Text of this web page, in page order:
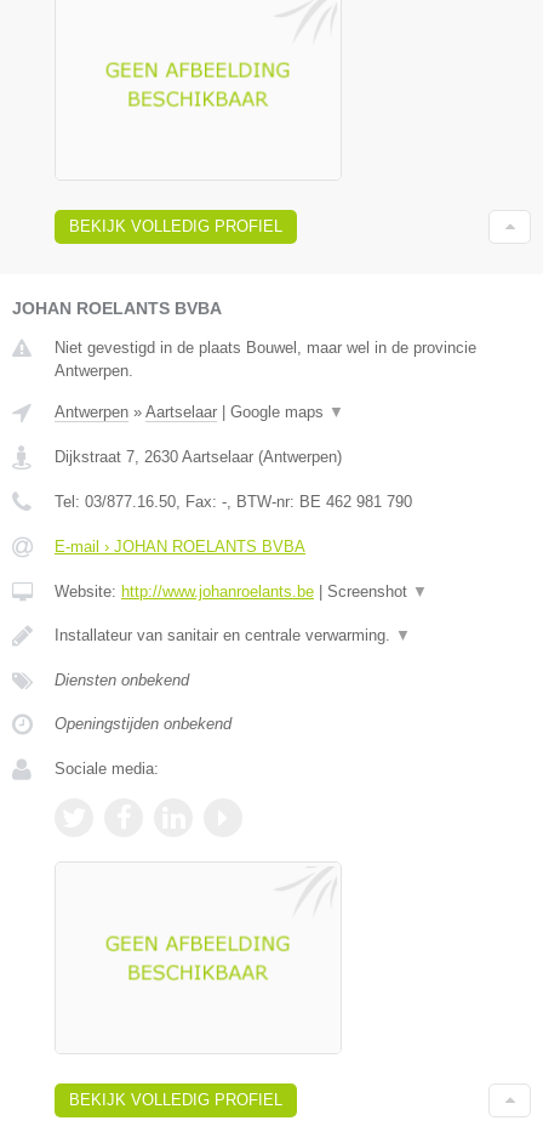
BEKIJK VOLLEDIG PROFIEL
JOHAN ROELANTS BVBA
Niet gevestigd in de plaats Bouwel, maar wel in de provincie
Antwerpen.
Antwerpen » Aartselaar Google maps ▼
Dijkstraat 7 2630 Aartselaar (Antwerpen)
Tel: 03/877.16.50 , Fax: - , BTW-nr: BE 462 981 790
E-mail › JOHAN ROELANTS BVBA
Website: http://www.johanroelants.be Screenshot ▼
Installateur van sanitair en centrale verwarming. ▼
Diensten onbekend
Openingstijden onbekend
Sociale media:
BEKIJK VOLLEDIG PROFIEL